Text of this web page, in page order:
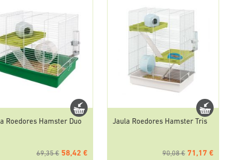
Roedores Hamster Duo
69,35 € 58,42 €
Jaula Roedores Hamster Tris
90,08 € 71,17 €